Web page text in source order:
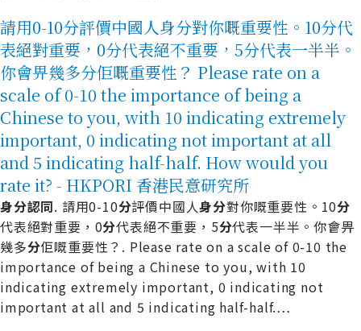
請用0-10分評價中國人身分對你嘅重要性。10分代
表絕對重要，0分代表絕不重要，5分代表一半半。
你會畀幾多分佢嘅重要性？ Please rate on a
scale of 0-10 the importance of being a
Chinese to you, with 10 indicating extremely
important, 0 indicating not important at all
and 5 indicating half-half. How would you
rate it? - HKPORI 香港民意研究所
身分認同. 請用0-10分評價中國人身分對你嘅重要性。10分
代表絕對重要，0分代表絕不重要，5分代表一半半。你會畀
幾多分佢嘅重要性？. Please rate on a scale of 0-10 the
importance of being a Chinese to you, with 10
indicating extremely important, 0 indicating not
important at all and 5 indicating half-half.…